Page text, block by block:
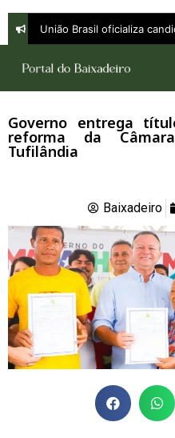
Governo entrega
reforma da
Tufilândia
Baixadeiro